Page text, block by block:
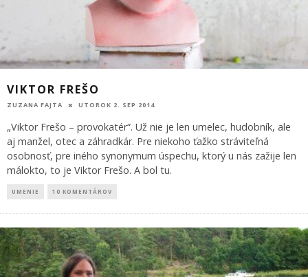
VIKTOR FREŠO
ZUZANA FAJTA UTOROK 2. SEP 2014
„Viktor Frešo – provokatér“. Už nie je len umelec, hudobník, ale
aj manžel, otec a záhradkár. Pre niekoho ťažko stráviteľná
osobnosť, pre iného synonymum úspechu, ktorý u nás zažije len
málokto, to je Viktor Frešo. A bol tu.
UMENIE 10 KOMENTÁROV